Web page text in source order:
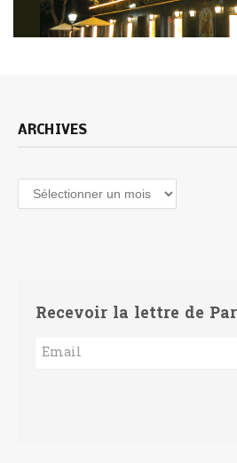
ARCHIVES
Archives
Recevoir la lettre de